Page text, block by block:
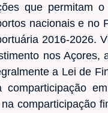
que permitam
nacionais e no
2016-2026.
nos Açores,
a Lei de
comparticipação
comparticipação